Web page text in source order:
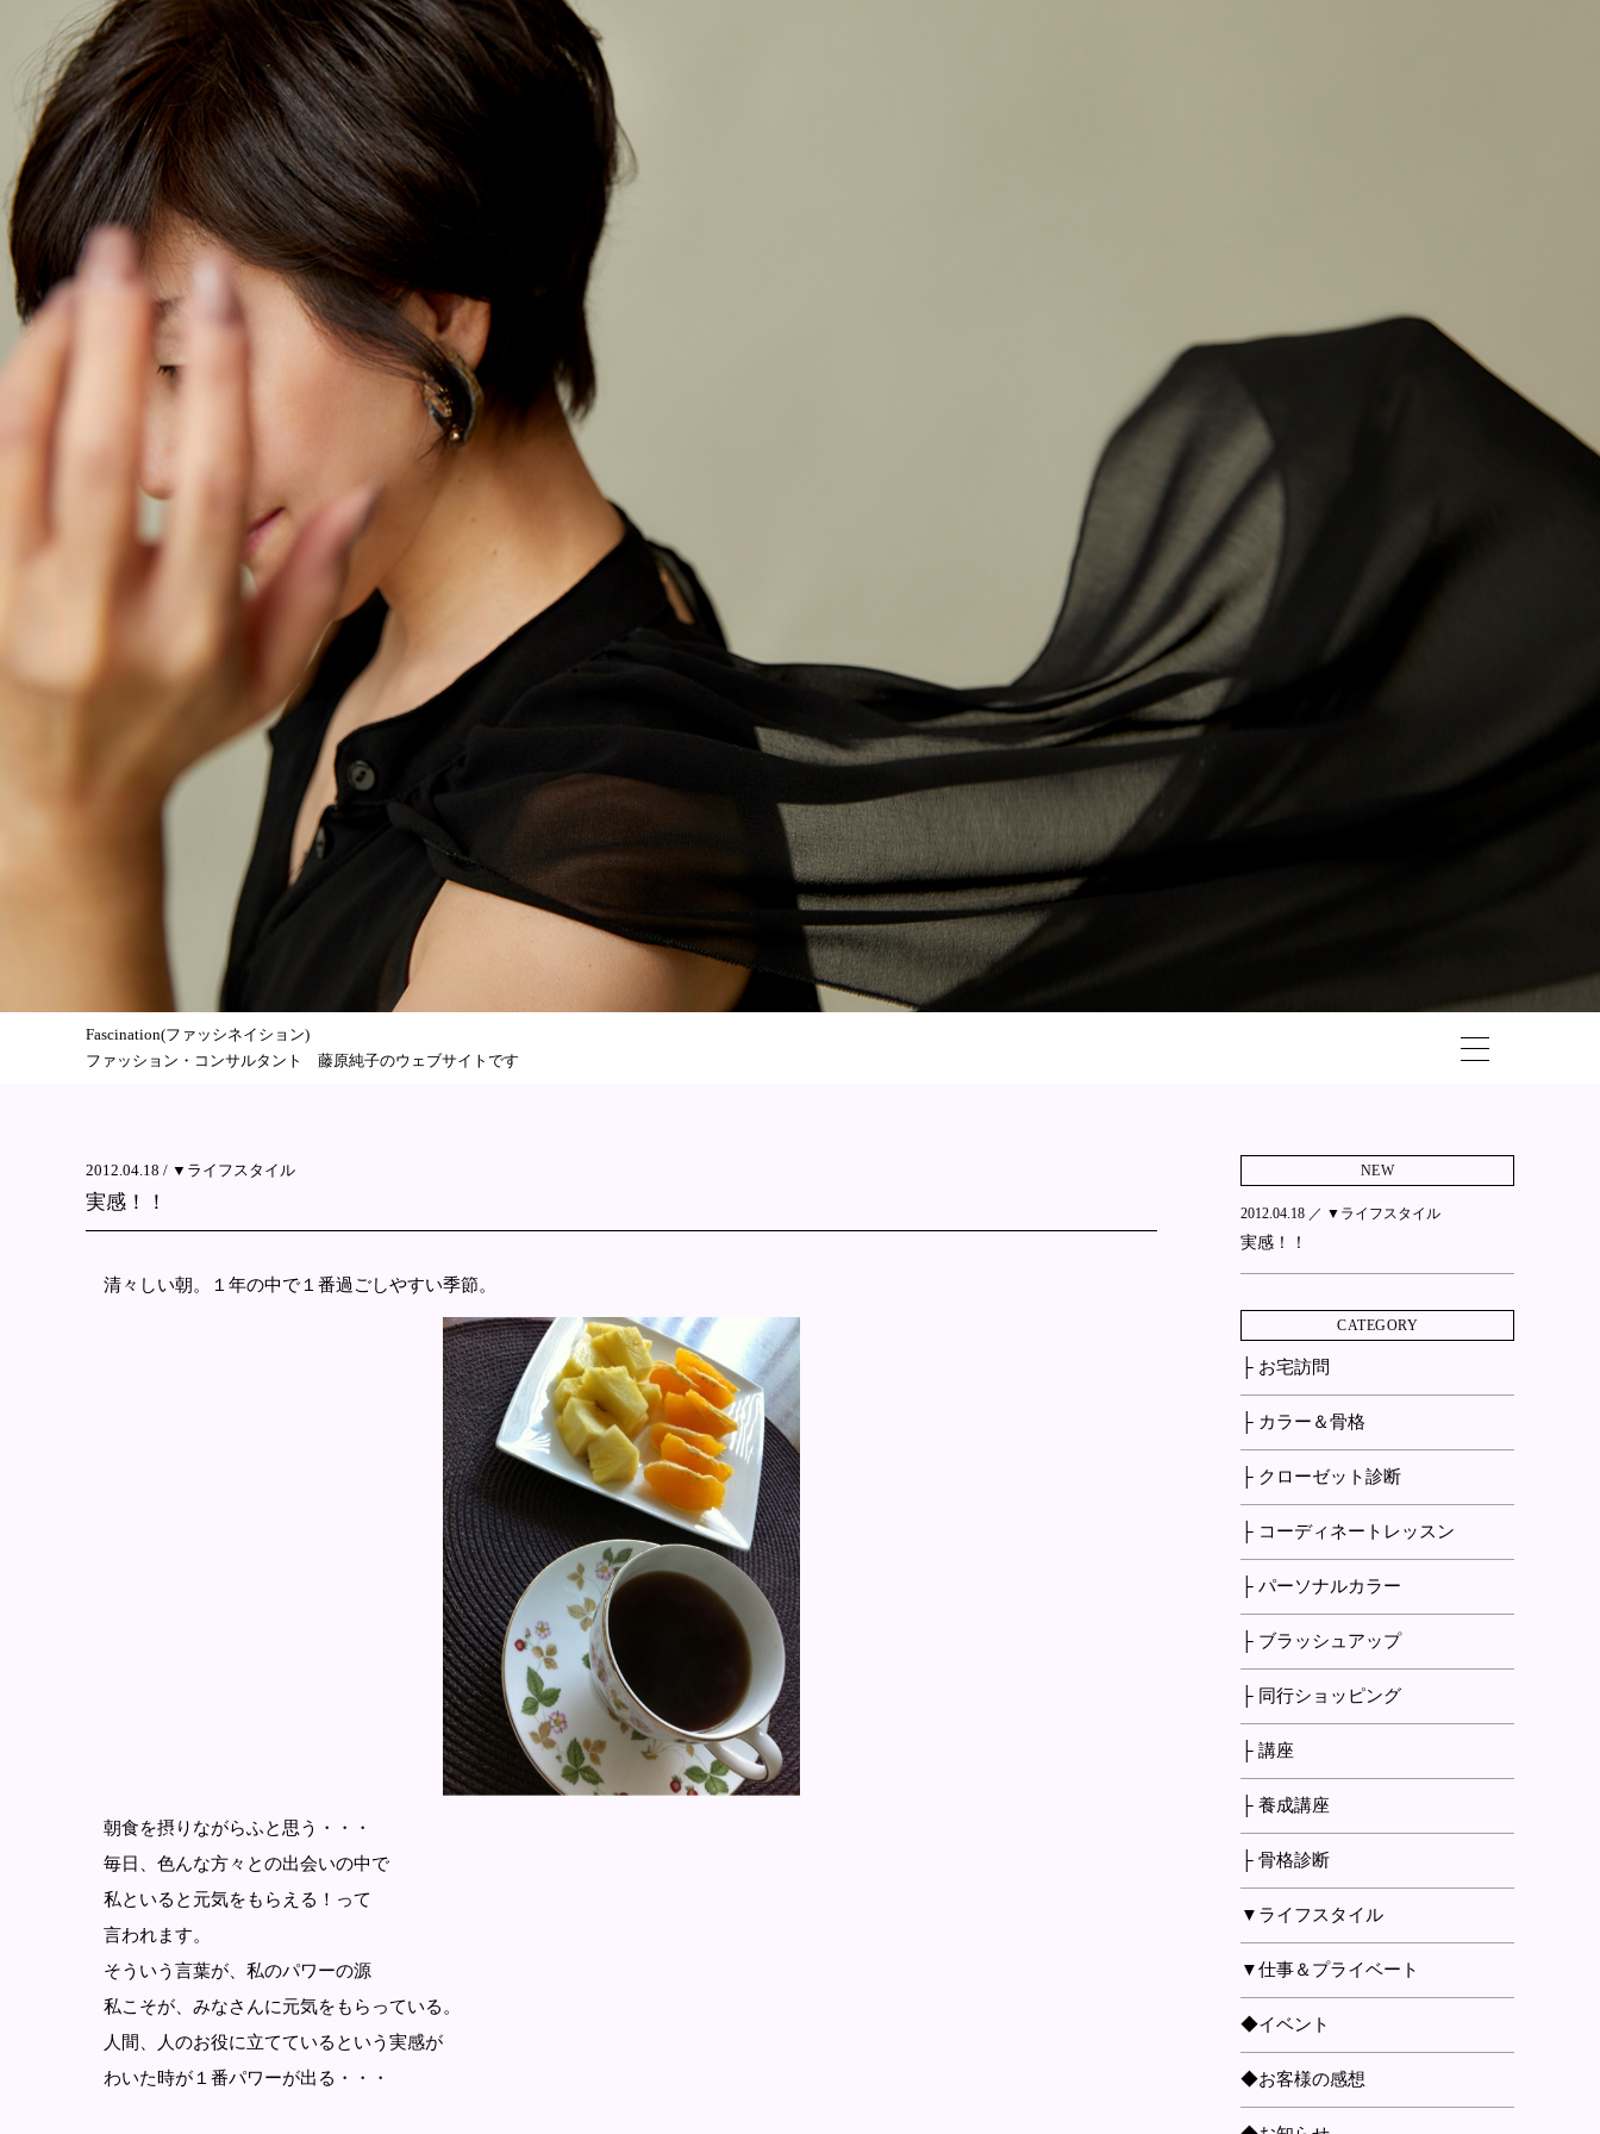
Fascination(ファッシネイション)
ファッション・コンサルタント 藤原純子のウェブサイトです
2012.04.18 / ▼ライフスタイル
実感！！
清々しい朝。１年の中で１番過ごしやすい季節。
朝食を摂りながらふと思う・・・
毎日、色んな方々との出会いの中で
私といると元気をもらえる！って
言われます。
そういう言葉が、私のパワーの源
私こそが、みなさんに元気をもらっている。
人間、人のお役に立てているという実感が
わいた時が１番パワーが出る・・・
NEW
2012.04.18 ／ ▼ライフスタイル
実感！！
CATEGORY
├ お宅訪問
├ カラー＆骨格
├ クローゼット診断
├ コーディネートレッスン
├ パーソナルカラー
├ ブラッシュアップ
├ 同行ショッピング
├ 講座
├ 養成講座
├ 骨格診断
▼ライフスタイル
▼仕事＆プライベート
◆イベント
◆お客様の感想